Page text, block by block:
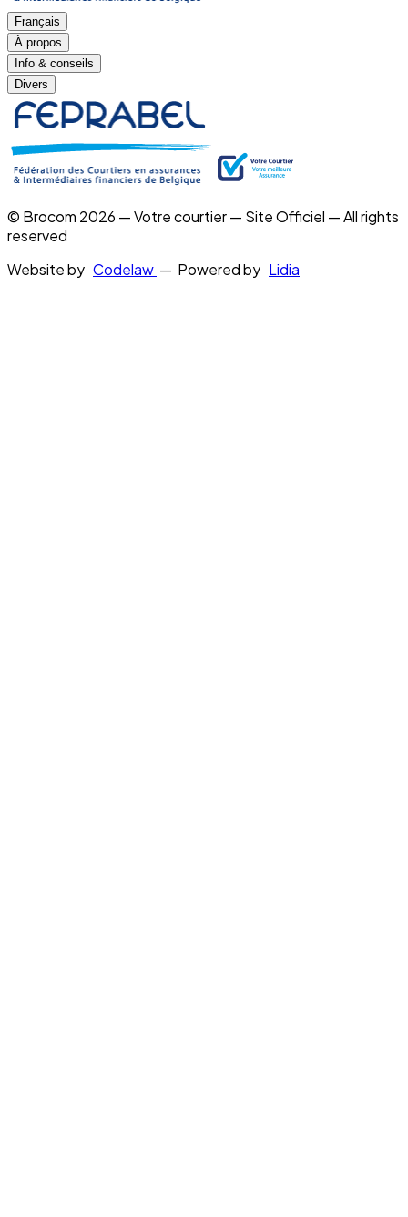
Français
À propos
Info & conseils
Divers
© Brocom 2026 — Votre courtier — Site Officiel — All rights
reserved
Website by Codelaw — Powered by Lidia